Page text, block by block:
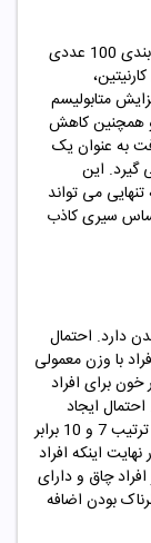
کپسول آنتی فت دوبیس یک مکمل ایرانی در بسته بندی 100 عددی
متابولیسم
همچنین کاهش
به عنوان یک
گیرد. این
می تواند
سیری کاذب
دارد. احتمال
4 برابر بیشتر از افراد با وزن معمولی
برای افراد
احتمال ایجاد
سنگ کلیه و پیری مغز در افراد دارای اضافه وزن به ترتیب 7 و 10 برابر
اینکه افراد
تا 15 سال بیشتر از افراد چاق و دارای
بودن اضافه